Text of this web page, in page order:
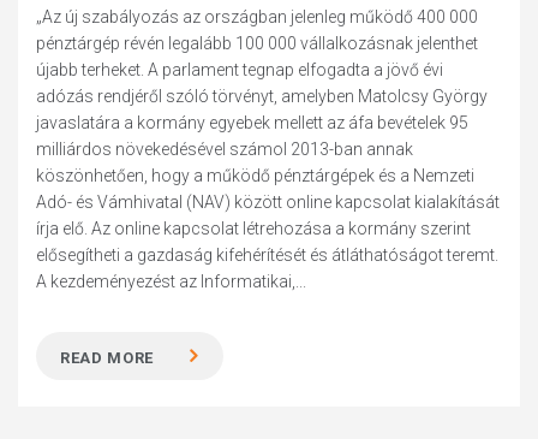
„Az új szabályozás az országban jelenleg működő 400 000
pénztárgép révén legalább 100 000 vállalkozásnak jelenthet
újabb terheket. A parlament tegnap elfogadta a jövő évi
adózás rendjéről szóló törvényt, amelyben Matolcsy György
javaslatára a kormány egyebek mellett az áfa bevételek 95
milliárdos növekedésével számol 2013-ban annak
köszönhetően, hogy a működő pénztárgépek és a Nemzeti
Adó- és Vámhivatal (NAV) között online kapcsolat kialakítását
írja elő. Az online kapcsolat létrehozása a kormány szerint
elősegítheti a gazdaság kifehérítését és átláthatóságot teremt.
A kezdeményezést az Informatikai,...
READ MORE